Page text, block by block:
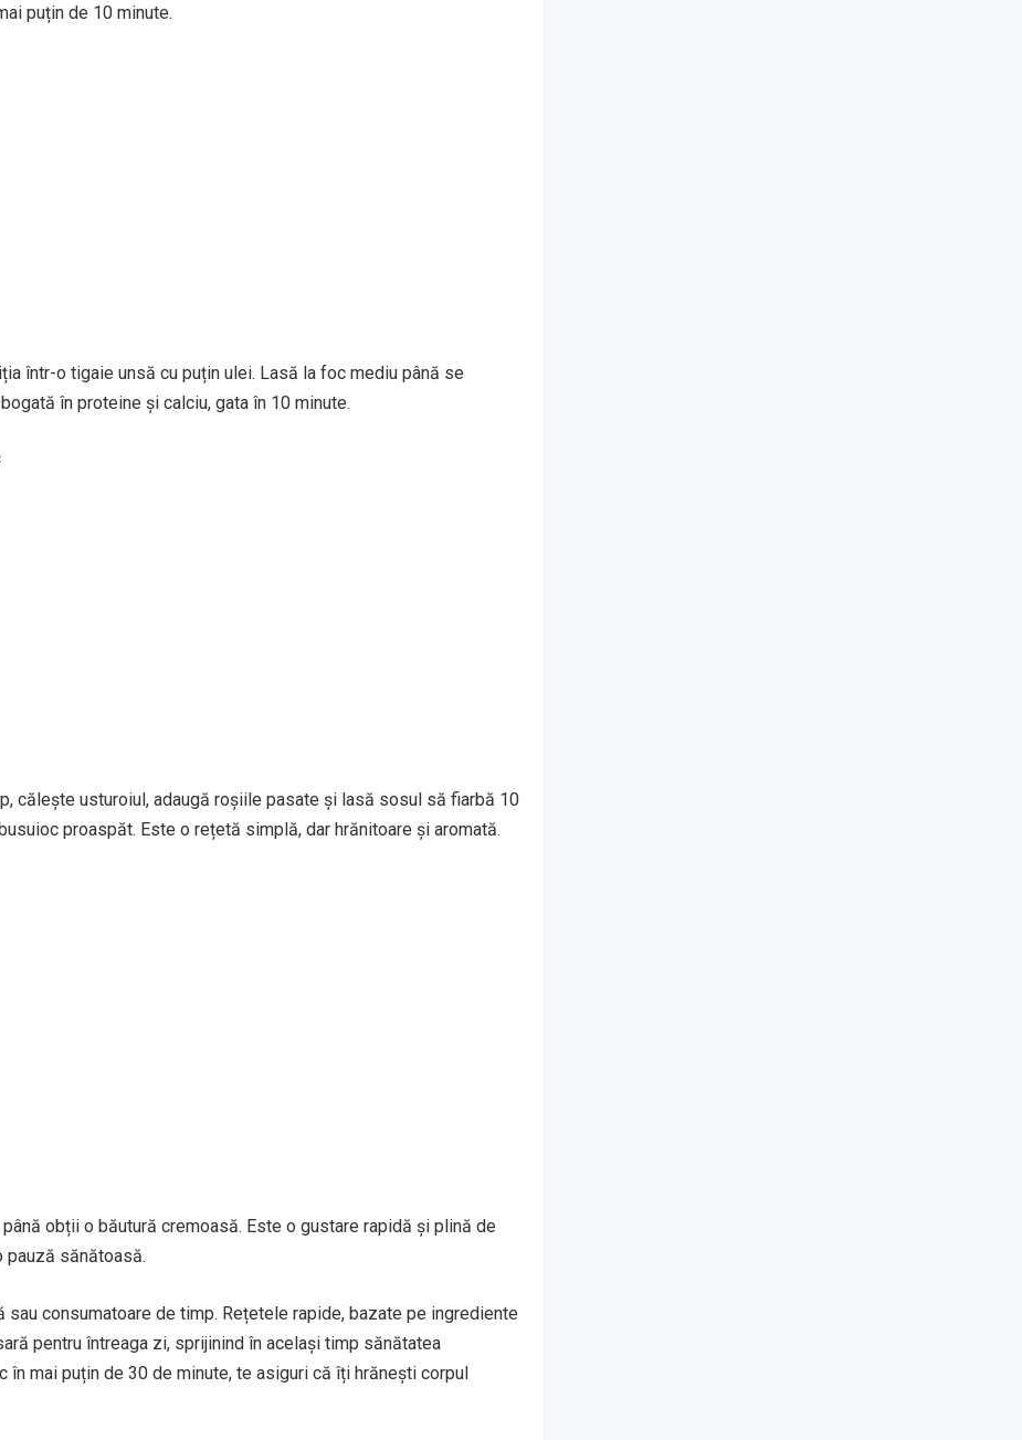
puțin de 10 minute.
într-o tigaie unsă cu puțin ulei. Lasă la foc mediu până se
în proteine și calciu, gata în 10 minute.
călește usturoiul, adaugă roșiile pasate și lasă sosul să fiarbă 10
proaspăt. Este o rețetă simplă, dar hrănitoare și aromată.
obții o băutură cremoasă. Este o gustare rapidă și plină de
pauză sănătoasă.
consumatoare de timp. Rețetele rapide, bazate pe ingrediente
pentru întreaga zi, sprijinind în același timp sănătatea
mai puțin de 30 de minute, te asiguri că îți hrănești corpul